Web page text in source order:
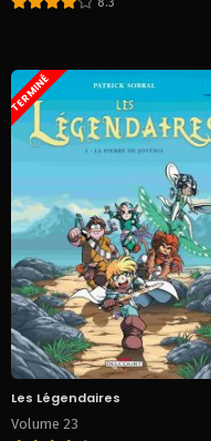
TERMINÉ
Les Légendaires
Volume 23